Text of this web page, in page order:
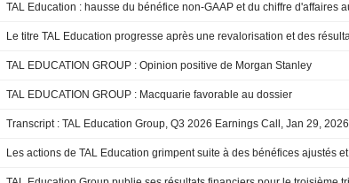
TAL EDUCATION GROUP : Opinion positive de Morgan Stanley
TAL EDUCATION GROUP : Macquarie favorable au dossier
Transcript : TAL Education Group, Q3 2026 Earnings Call, Jan 29, 2026